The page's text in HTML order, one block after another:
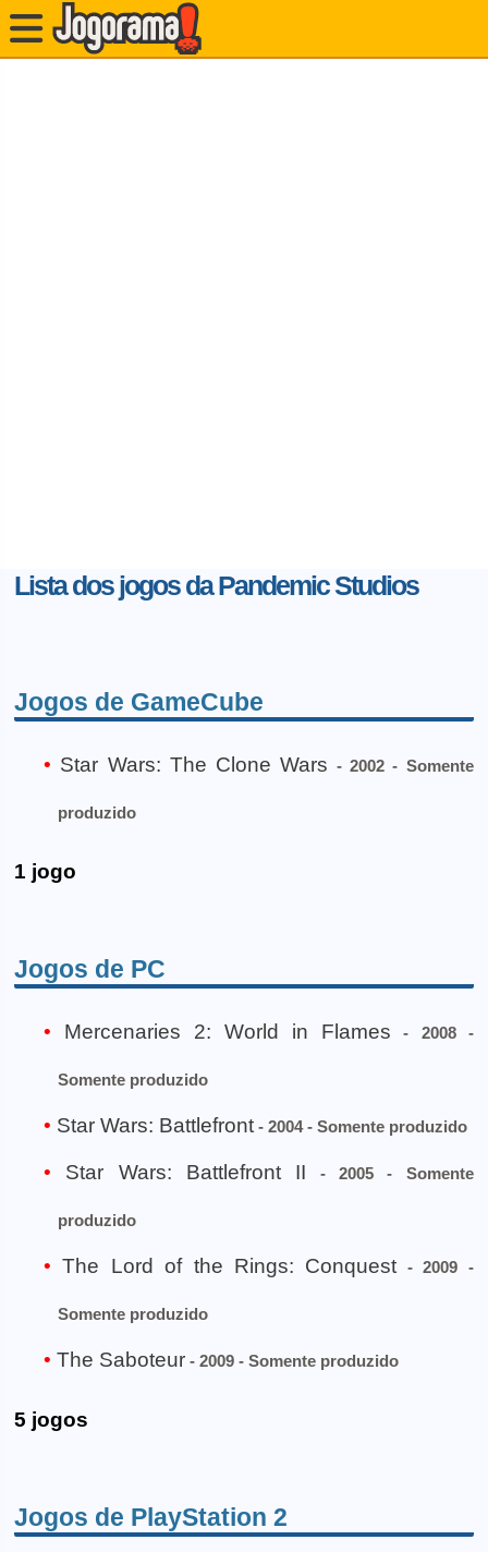
Lista dos jogos da Pandemic Studios
Jogos de GameCube
Star Wars: The Clone Wars - 2002 - Somente
produzido
1 jogo
Jogos de PC
Mercenaries 2: World in Flames - 2008 -
Somente produzido
Star Wars: Battlefront - 2004 - Somente produzido
Star Wars: Battlefront II - 2005 - Somente
produzido
The Lord of the Rings: Conquest - 2009 -
Somente produzido
The Saboteur - 2009 - Somente produzido
5 jogos
Jogos de PlayStation 2